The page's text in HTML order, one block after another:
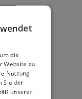
die
Website zu
Nutzung
Sie der
unserer